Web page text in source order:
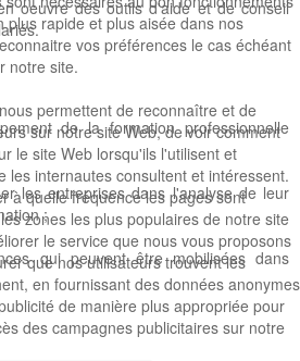
oeuvre des outils d'aide et de conseil
de la formation professionnelle
les entreprises dans l'analyse de leur
;
qui peuvent être mobilisées dans
plus rapide et plus aisée dans nos
vos préférences le cas échéant
notre site.
nous permettent de reconnaître et de
sur notre site Web, de voir comment
le site Web lorsqu'ils l'utilisent et
les internautes consultent et intéressent.
à quelle fréquence les pages sont
zones les plus populaires de notre site
le service que nous vous proposons
que nos utilisateurs trouvent les
en fournissant des données anonymes
de manière plus appropriée pour
des campagnes publicitaires sur notre